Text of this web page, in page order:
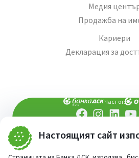
Настоящият сайт
Медия
Продажба на
Кариери
Декларация за
Част от:
При въпроси -попитай AI